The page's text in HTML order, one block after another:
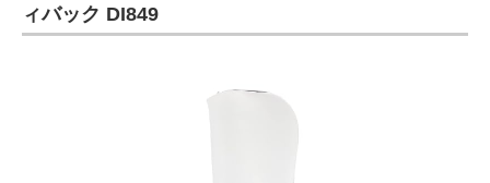
ィバック DI849